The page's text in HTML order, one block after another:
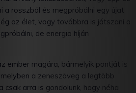
a rosszból és megpróbálni egy újat
az élet, vagy továbbra is játszani a
de energia híján
ember magára, bármelyik pontját is
a zeneszöveg a legtöbb
csak arra is gondolunk, hogy néha